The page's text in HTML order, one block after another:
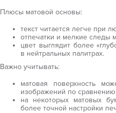
Плюсы матовой основы:
текст читается легче при
отпечатки и мелкие следы
цвет выглядит более
в нейтральных палитрах.
Важно учитывать:
матовая поверхность
изображений по
на некоторых матовых
более точной настройки